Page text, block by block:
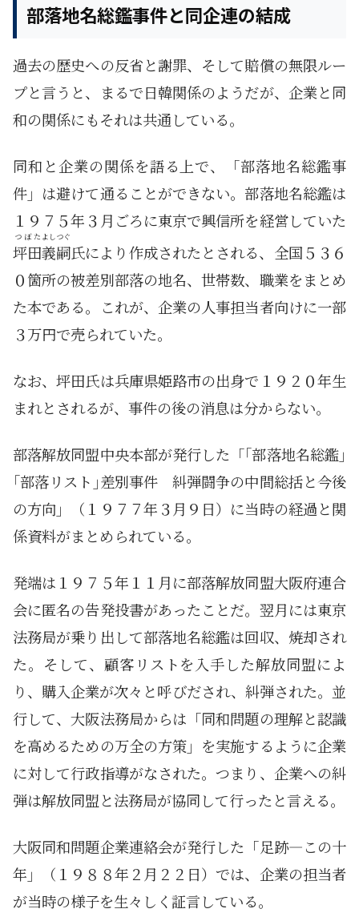
部落地名総鑑事件と同企連の結成
過去の歴史への反省と謝罪、そして賠償の無限ルー
プと言うと、まるで日韓関係のようだが、企業と同
和の関係にもそれは共通している。
同和と企業の関係を語る上で、「部落地名総鑑事
件」は避けて通ることができない。部落地名総鑑は
１９７５年３月ごろに東京で興信所を経営していた
坪田
つぼた
義嗣
よしつぐ
氏により作成されたとされる、全国５３６
０箇所の被差別部落の地名、世帯数、職業をまとめ
た本である。これが、企業の人事担当者向けに一部
３万円で売られていた。
なお、坪田氏は兵庫県姫路市の出身で１９２０年生
まれとされるが、事件の後の消息は分からない。
部落解放同盟中央本部が発行した「｢部落地名総鑑｣
｢部落リスト｣差別事件 糾弾闘争の中間総括と今後
の方向」（１９７７年３月９日）に当時の経過と関
係資料がまとめられている。
発端は１９７５年１１月に部落解放同盟大阪府連合
会に匿名の告発投書があったことだ。翌月には東京
法務局が乗り出して部落地名総鑑は回収、焼却され
た。そして、顧客リストを入手した解放同盟によ
り、購入企業が次々と呼びだされ、糾弾された。並
行して、大阪法務局からは「同和問題の理解と認識
を高めるための万全の方策」を実施するように企業
に対して行政指導がなされた。つまり、企業への糾
弾は解放同盟と法務局が協同して行ったと言える。
大阪同和問題企業連絡会が発行した「足跡―この十
年」（１９８８年２月２２日）では、企業の担当者
が当時の様子を生々しく証言している。